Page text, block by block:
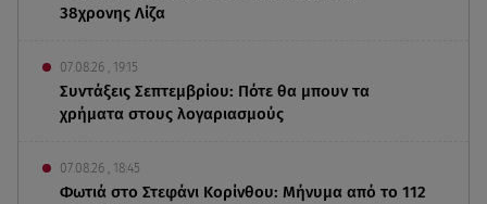
38χρονης Λίζα
07.08.26 , 19:15
Συντάξεις Σεπτεμβρίου: Πότε θα μπουν τα
χρήματα στους λογαριασμούς
07.08.26 , 18:45
Φωτιά στο Στεφάνι Κορίνθου: Μήνυμα από το 112